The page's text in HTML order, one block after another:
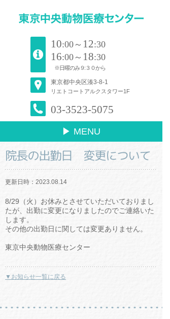
10:00～ 12:30
16:00～ 18:30
※日曜のみ９:３０から
東京都中央区湊3-8-1
リエトコートアルクスタワー1F
03-3523-5075
▶ MENU
院長の出勤日 変更について
更新日時：2023.08.14
8/29（火）お休みとさせていただいておりまし
たが、出勤に変更になりましたのでご連絡いた
します。
その他の出勤日に関しては変更ありません。
東京中央動物医療センター
▼お知らせ一覧に戻る